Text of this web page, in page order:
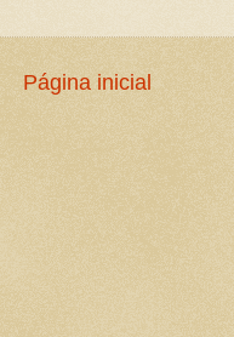
Página inicial